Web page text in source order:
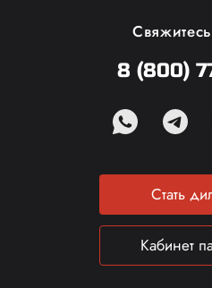
8 (800)
Стать
Кабинет